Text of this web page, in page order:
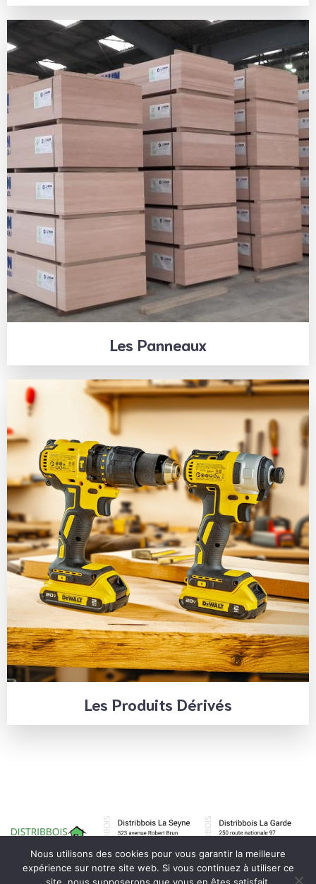
Les Panneaux
Les Produits Dérivés
Nous utilisons des cookies pour vous garantir la meilleure
expérience sur notre site web. Si vous continuez à utiliser ce